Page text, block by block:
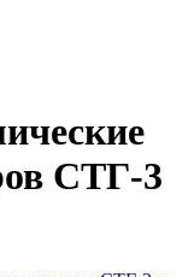
СТГ-3